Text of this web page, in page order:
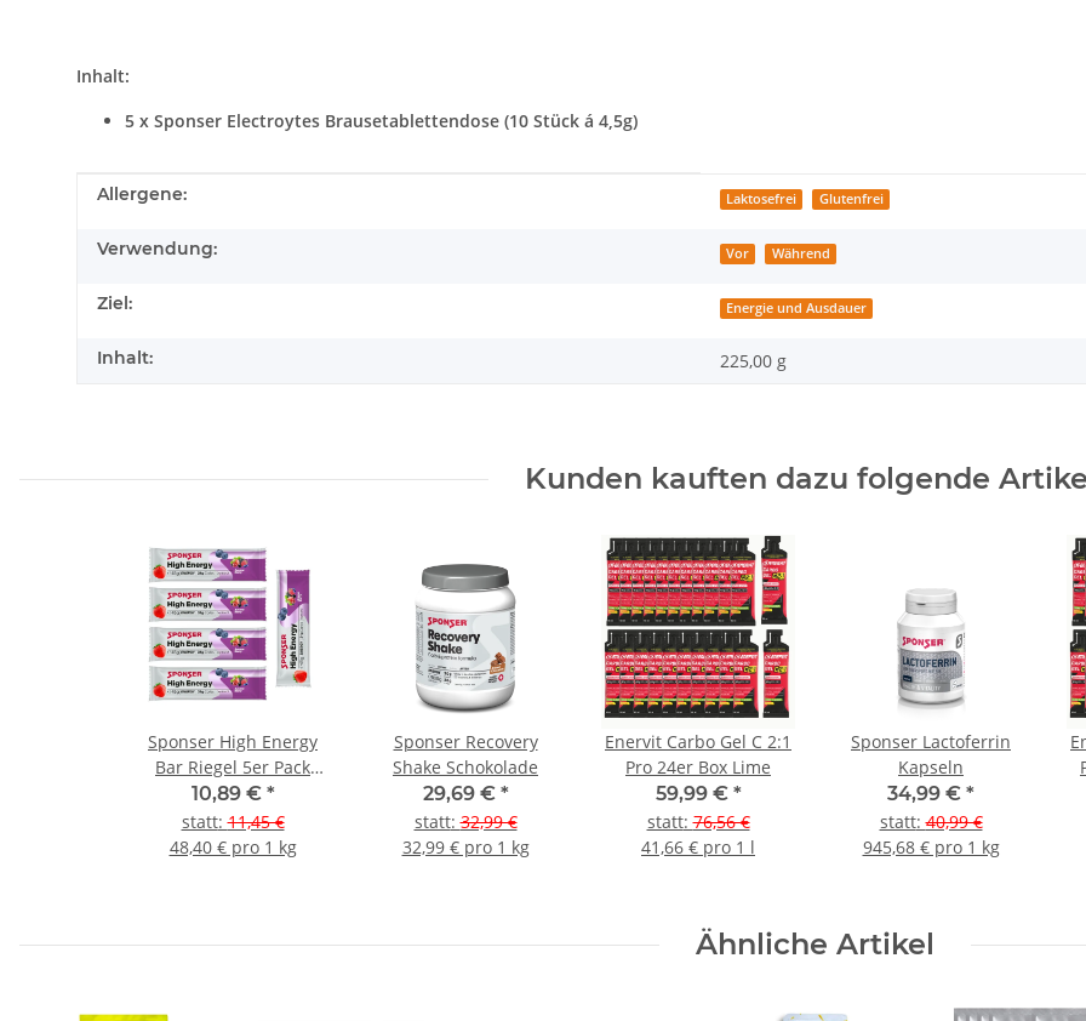
Inhalt:
5 x Sponser Electroytes Brausetablettendose (10 Stück á 4,5g)
Produkteigenschaft
Wert
Allergene: Laktosefrei Glutenfrei
Verwendung: Vor Während
Ziel: Energie und Ausdauer
Inhalt: 225,00 g
Kunden kauften dazu folgende
Sponser High Energy
Bar Riegel 5er Pack
Berry
10,89 € *
statt:11,45 €
48,40 € pro 1 kg
Sponser Recovery
Shake Schokolade
29,69 € *
statt:32,99 €
32,99 € pro 1 kg
Enervit Carbo Gel C 2:1
Pro 24er Box Lime
59,99 € *
statt:76,56 €
41,66 € pro 1 l
Sponser Lactoferrin
Kapseln
34,99 € *
statt:40,99 €
945,68 € pro 1 kg
Ähnliche Artikel